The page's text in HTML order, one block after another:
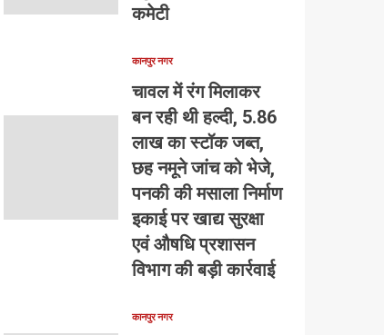
कमेटी
कानपुर नगर
चावल में रंग मिलाकर
बन रही थी हल्दी, 5.86
लाख का स्टॉक जब्त,
छह नमूने जांच को भेजे,
पनकी की मसाला निर्माण
इकाई पर खाद्य सुरक्षा
एवं औषधि प्रशासन
विभाग की बड़ी कार्रवाई
कानपुर नगर